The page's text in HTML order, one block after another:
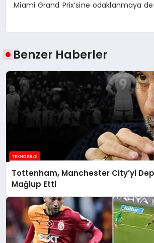
Miami Grand Prix’sine odaklanmaya
Benzer Haberler
Tottenham, Manchester City’yi
Mağlup Etti